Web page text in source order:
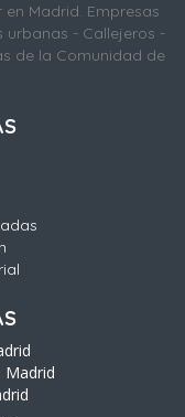
Madrid. Empresas
urbanas - Callejeros -
de la Comunidad de
Madrid